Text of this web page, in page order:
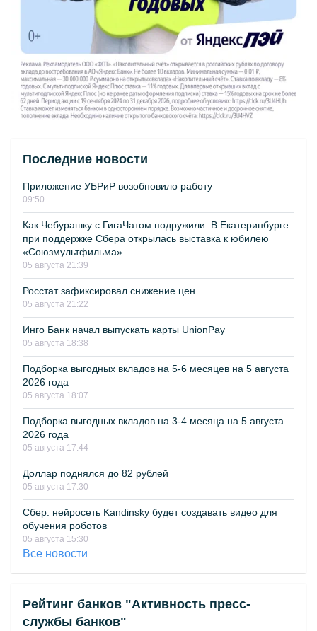
Последние новости
Приложение УБРиР возобновило работу
09:50
Как Чебурашку с ГигаЧатом подружили. В Екатеринбурге
при поддержке Сбера открылась выставка к юбилею
«Союзмультфильма»
05 августа 21:39
Росстат зафиксировал снижение цен
05 августа 21:22
Инго Банк начал выпускать карты UnionPay
05 августа 18:38
Подборка выгодных вкладов на 5-6 месяцев на 5 августа
2026 года
05 августа 18:07
Подборка выгодных вкладов на 3-4 месяца на 5 августа
2026 года
05 августа 17:44
Доллар поднялся до 82 рублей
05 августа 17:30
Сбер: нейросеть Kandinsky будет создавать видео для
обучения роботов
05 августа 15:30
Все новости
Рейтинг банков "Активность пресс-
службы банков"